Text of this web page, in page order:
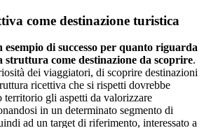
come destinazione turistica
di successo per quanto riguarda
struttura come destinazione da scoprire.
dei viaggiatori, di scoprire destinazioni
ricettiva che si rispetti dovrebbe
territorio gli aspetti da valorizzare
in un determinato segmento di
ad un target di riferimento, interessato a